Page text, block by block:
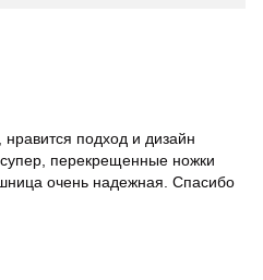
подход и дизайн
перекрещенные ножки
очень надежная. Спасибо